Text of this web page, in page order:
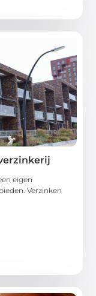
eigen
Verzinken